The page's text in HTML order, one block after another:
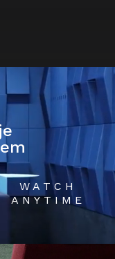
WATCH
ANYTIME